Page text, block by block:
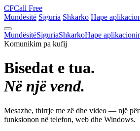
CFCall Free
Mundësitë Siguria Shkarko Hape
MundësitëSiguriaShkarkoHape
Komunikim pa kufij
Bisedat e tua.
Në një vend.
Mesazhe, thirrje me zë dhe video — një
funksionon në telefon, web dhe Windows.